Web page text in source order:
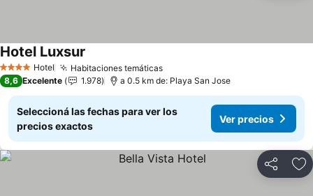
4 EstrellasHotel Habitaciones temáticas
Hotel Luxsur
8,6 Excelente 1.978 a 0.5 km de: Playa San Jose
Seleccioná las fechas para ver los
precios exactos
Ver precios
Compartir